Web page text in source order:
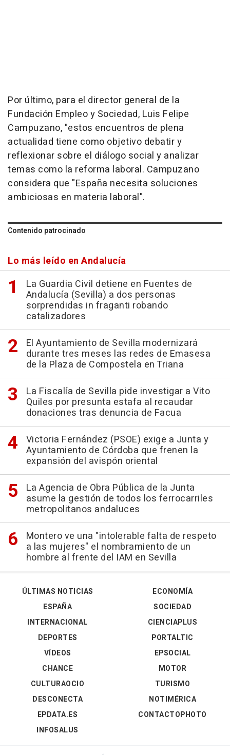
Por último, para el director general de la
Fundación Empleo y Sociedad, Luis Felipe
Campuzano, "estos encuentros de plena
actualidad tiene como objetivo debatir y
reflexionar sobre el diálogo social y analizar
temas como la reforma laboral. Campuzano
considera que "España necesita soluciones
ambiciosas en materia laboral".
Contenido patrocinado
Lo más leído en Andalucía
La Guardia Civil detiene en Fuentes de
Andalucía (Sevilla) a dos personas
sorprendidas in fraganti robando
catalizadores
El Ayuntamiento de Sevilla modernizará
durante tres meses las redes de Emasesa
de la Plaza de Compostela en Triana
La Fiscalía de Sevilla pide investigar a Vito
Quiles por presunta estafa al recaudar
donaciones tras denuncia de Facua
Victoria Fernández (PSOE) exige a Junta y
Ayuntamiento de Córdoba que frenen la
expansión del avispón oriental
La Agencia de Obra Pública de la Junta
asume la gestión de todos los ferrocarriles
metropolitanos andaluces
Montero ve una "intolerable falta de respeto
a las mujeres" el nombramiento de un
hombre al frente del IAM en Sevilla
ÚLTIMAS NOTICIAS
ESPAÑA
INTERNACIONAL
DEPORTES
VÍDEOS
ECONOMÍA
SOCIEDAD
CIENCIAPLUS
PORTALTIC
EPSOCIAL
CHANCE
CULTURAOCIO
DESCONECTA
EPDATA.ES
INFOSALUS
MOTOR
TURISMO
NOTIMÉRICA
CONTACTOPHOTO